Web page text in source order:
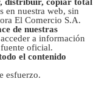
en nuestra web, sin
El Comercio S.A.
de nuestras
a información
oficial.
el contenido
esfuerzo.